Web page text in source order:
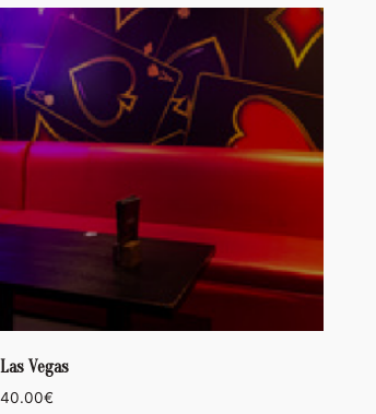
Las Vegas
40.00€